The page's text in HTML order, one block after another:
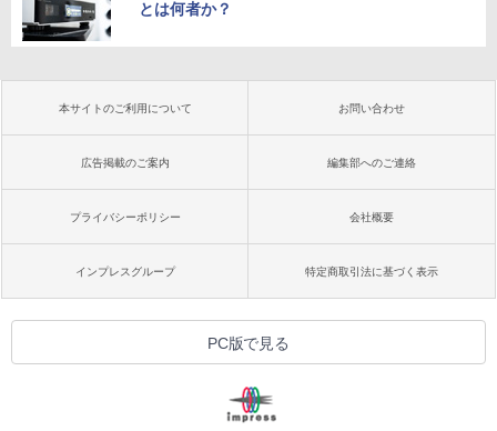
とは何者か？
本サイトのご利用について お問い合わせ
広告掲載のご案内 編集部へのご連絡
プライバシーポリシー 会社概要
インプレスグループ 特定商取引法に基づく表示
PC版で見る